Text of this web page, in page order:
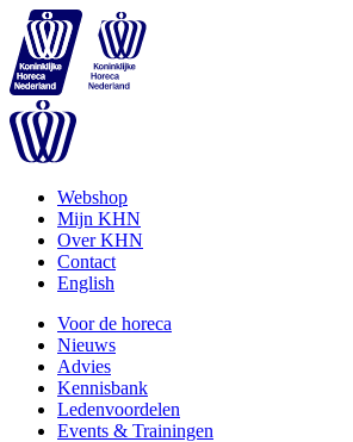
Webshop
Mijn KHN
Over KHN
Contact
English
Voor de horeca
Nieuws
Advies
Kennisbank
Ledenvoordelen
Events & Trainingen